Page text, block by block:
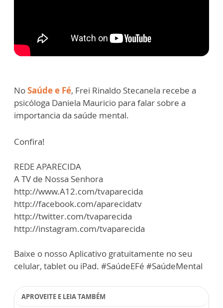
NoSaúde e Fé, Frei Rinaldo Stecanela recebe a
psicóloga Daniela Mauricio para falar sobre a
importancia da saúde mental.
Confira!
REDE APARECIDA
A TV de Nossa Senhora
http://www.A12.com/tvaparecida
http://facebook.com/aparecidatv
http://twitter.com/tvaparecida
http://instagram.com/tvaparecida
Baixe o nosso Aplicativo gratuitamente no seu
celular, tablet ou iPad. #SaúdeEFé #SaúdeMental
APROVEITE E LEIA TAMBÉM